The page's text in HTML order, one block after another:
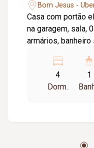
Bom Jesus -
Casa com portão
na garagem, sala,
armários,
laterais. No fundo
4
Dorm.
1